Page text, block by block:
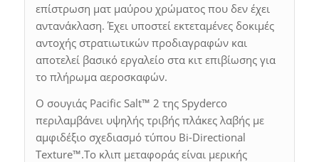
επίστρωση ματ μαύρου χρώματος που δεν έχει
αντανάκλαση. Έχει υποστεί εκτεταμένες δοκιμές
αντοχής στρατιωτικών προδιαγραφών και
αποτελεί βασικό εργαλείο στα κιτ επιβίωσης για
το πλήρωμα αεροσκαφών.
Ο σουγιάς Pacific Salt™ 2 της Spyderco
περιλαμβάνει υψηλής τριβής πλάκες λαβής με
αμφιδέξιο σχεδιασμό τύπου Bi-Directional
Texture™.Το κλιπ μεταφοράς είναι μερικής